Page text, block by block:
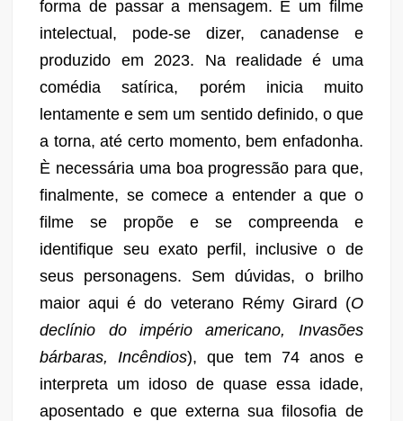
forma de passar a mensagem. É um filme
intelectual, pode-se dizer, canadense e
produzido em 2023. Na realidade é uma
comédiasatírica, porém inicia muito
lentamente e sem um sentido definido, o que
a torna, até certo momento, bem enfadonha.
È necessária uma boa progressão para que,
finalmente, se comece a entender a que o
filme se propõe e se compreenda e
identifique seu exato perfil, inclusive o de
seus personagens. Sem dúvidas, o brilho
maior aqui é do veterano Rémy Girard (O
declínio do império americano, Invasões
bárbaras, Incêndios), que tem 74 anos e
interpreta um idoso de quase essa idade,
aposentado eque externa sua filosofia de